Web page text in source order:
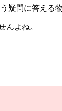
疑問に答える
んよね。